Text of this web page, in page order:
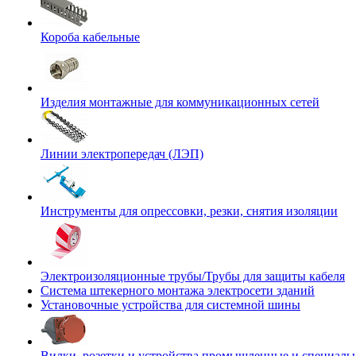
Короба кабельные
Изделия монтажные для коммуникационных сетей
Линии электропередач (ЛЭП)
Инструменты для опрессовки, резки, снятия изоляции
Электроизоляционные трубы/Трубы для защиты кабеля
Система штекерного монтажа электросети зданий
Установочные устройства для системной шины